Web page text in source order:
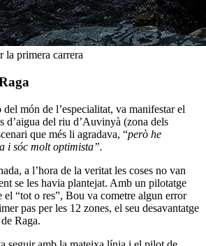
la primera carrera
món de l’especialitat, va manifestar el
d’aigua del riu d’Auvinyà (zona dels
que més li agradava, “però he
i sóc molt optimista”.
a l’hora de la veritat les coses no van
se les havia plantejat. Amb un pilotatge
el “tot o res”, Bou va cometre algun error
pas per les 12 zones, el seu desavantatge
Raga.